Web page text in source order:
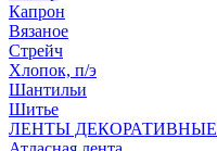
Капрон
Вязаное
Стрейч
Хлопок, п/э
Шантильи
Шитье
ЛЕНТЫ ДЕКОРАТИВНЫЕ